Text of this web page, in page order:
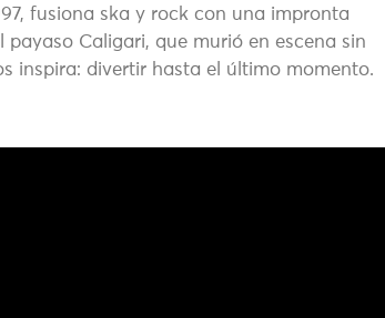
fusiona ska y rock con una impronta
Caligari, que murió en escena sin
inspira: divertir hasta el último momento.